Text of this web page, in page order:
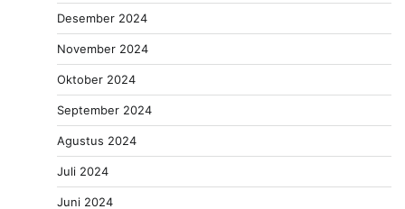
Desember 2024
November 2024
Oktober 2024
September 2024
Agustus 2024
Juli 2024
Juni 2024